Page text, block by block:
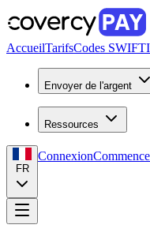
AccueilTarifsCodes SWIFT
Envoyer de l'argent
Ressources
FR
Connexion